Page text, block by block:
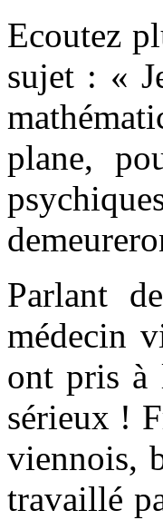
Ecoutez
sujet : «
plane,
Parlant
médecin
ont pris à
sérieux !
viennois,
travaillé